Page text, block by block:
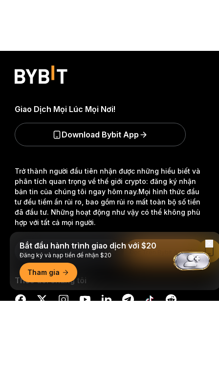
Trở thành người đầu tiên nhận được những hiểu biết và
phân tích quan trọng về thế giới crypto: đăng ký nhận
bản tin của chúng tôi ngay hôm nay.Mọi hình thức đầu
tư đều tiềm ẩn rủi ro, bao gồm rủi ro mất toàn bộ số tiền
đã đầu tư. Những hoạt động như vậy có thể không phù
hợp với tất cả mọi người.
Đăng Ký
Theo dõi chúng tôi
Giao Dịch Mọi Lúc Mọi Nơi!
Download Bybit App
Bắt đầu hành trình giao dịch với $20
Đăng ký và nạp tiền để nhận $20
Tham gia
Đọc Trên Bybit App